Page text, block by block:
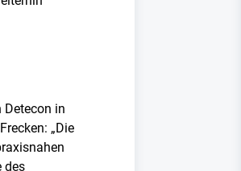
Detecon in
„Die
des